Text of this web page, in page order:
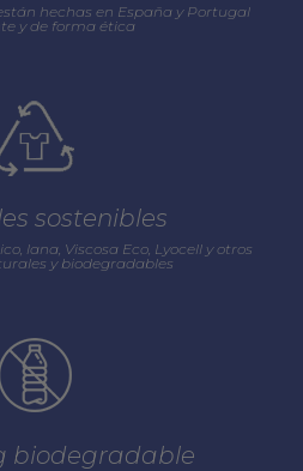
hechas en España y Portugal
y de forma ética
sostenibles
lana, Viscosa Eco, Lyocell y otros
y biodegradables
biodegradable